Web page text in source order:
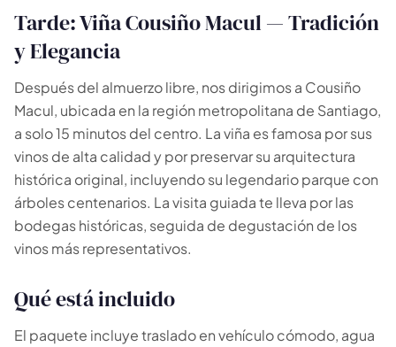
Tarde: Viña Cousiño Macul — Tradición
y Elegancia
Después del almuerzo libre, nos dirigimos a Cousiño
Macul, ubicada en la región metropolitana de Santiago,
a solo 15 minutos del centro. La viña es famosa por sus
vinos de alta calidad y por preservar su arquitectura
histórica original, incluyendo su legendario parque con
árboles centenarios. La visita guiada te lleva por las
bodegas históricas, seguida de degustación de los
vinos más representativos.
Qué está incluido
El paquete incluye traslado en vehículo cómodo, agua